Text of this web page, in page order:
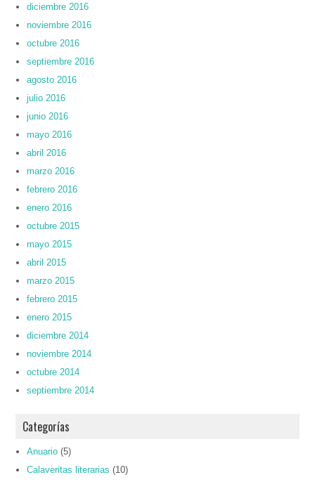
diciembre 2016
noviembre 2016
octubre 2016
septiembre 2016
agosto 2016
julio 2016
junio 2016
mayo 2016
abril 2016
marzo 2016
febrero 2016
enero 2016
octubre 2015
mayo 2015
abril 2015
marzo 2015
febrero 2015
enero 2015
diciembre 2014
noviembre 2014
octubre 2014
septiembre 2014
Categorías
Anuario (5)
Calaveritas literarias (10)